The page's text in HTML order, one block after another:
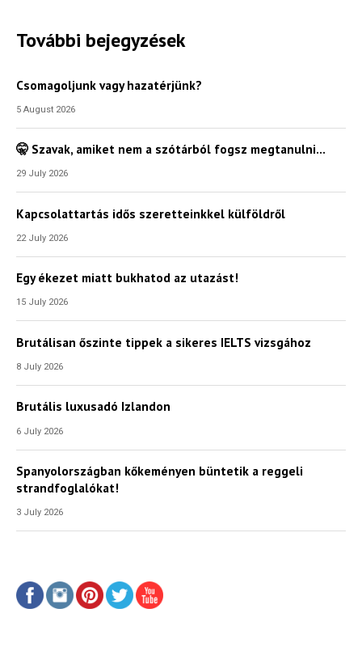
További bejegyzések
Csomagoljunk vagy hazatérjünk?
5 August 2026
🤫 Szavak, amiket nem a szótárból fogsz megtanulni…
29 July 2026
Kapcsolattartás idős szeretteinkkel külföldről
22 July 2026
Egy ékezet miatt bukhatod az utazást!
15 July 2026
Brutálisan őszinte tippek a sikeres IELTS vizsgához
8 July 2026
Brutális luxusadó Izlandon
6 July 2026
Spanyolországban kőkeményen büntetik a reggeli
strandfoglalókat!
3 July 2026